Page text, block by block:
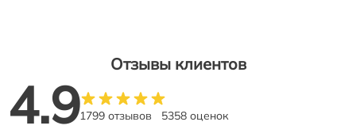
Отзывы клиентов
4.91799 отзывов 5358 оценок